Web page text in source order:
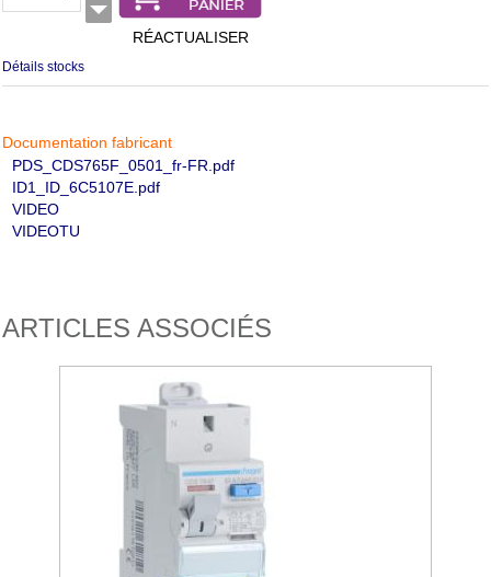
RÉACTUALISER
Détails stocks
Documentation fabricant
PDS_CDS765F_0501_fr-FR.pdf
ID1_ID_6C5107E.pdf
VIDEO
VIDEOTU
ARTICLES ASSOCIÉS